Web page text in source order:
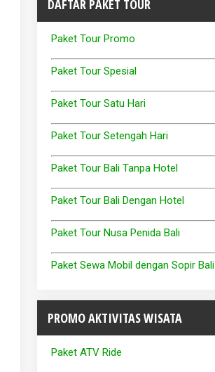
DAFTAR PAKET TOUR
Paket Tour Promo
Paket Tour Spesial
Paket Tour Satu Hari
Paket Tour Setengah Hari
Paket Tour Bali Tanpa Hotel
Paket Tour Bali Dengan Hotel
Paket Tour Nusa Penida Bali
Paket Sewa Mobil dengan Sopir Bali
PROMO AKTIVITAS WISATA
Paket ATV Ride